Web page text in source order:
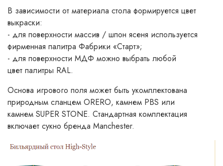
В зависимости от материала стола формируется цвет
выкраски:
- для поверхности массив / шпон ясеня используется
фирменная палитра Фабрики «Старт»;
- для поверхности МДФ можно выбрать любой
цвет палитры RAL.
Основа игрового поля может быть укомплектована
природным сланцем ORERO, камнем PBS или
камнем SUPER STONE. Стандартная комплектация
включает сукно бренда Manchester.